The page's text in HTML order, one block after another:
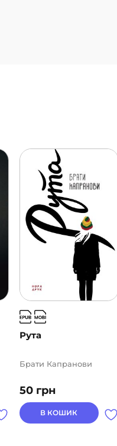
Рута
50 грн
Брати Капранови
В КОШИК